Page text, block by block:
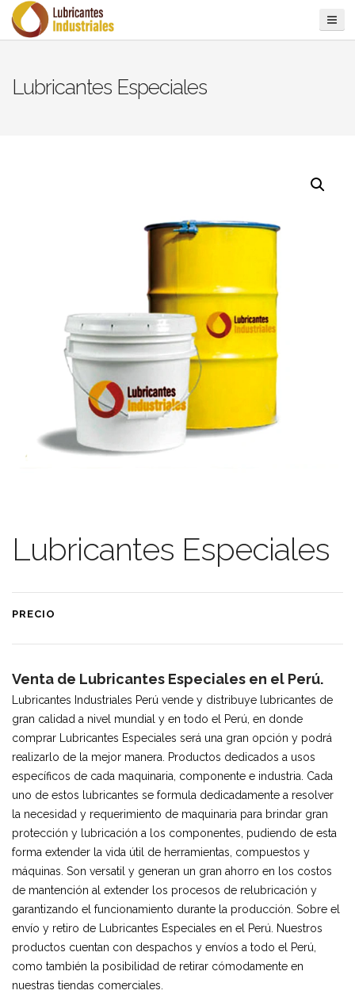
Lubricantes Especiales
Lubricantes Especiales
PRECIO
Venta de Lubricantes Especiales en el Perú.
Lubricantes Industriales Perú vende y distribuye lubricantes de
gran calidad a nivel mundial y en todo el Perú, en donde
comprar Lubricantes Especiales será una gran opción y podrá
realizarlo de la mejor manera. Productos dedicados a usos
específicos de cada maquinaria, componente e industria. Cada
uno de estos lubricantes se formula dedicadamente a resolver
la necesidad y requerimiento de maquinaria para brindar gran
protección y lubricación a los componentes, pudiendo de esta
forma extender la vida útil de herramientas, compuestos y
máquinas. Son versatil y generan un gran ahorro en los costos
de mantención al extender los procesos de relubricación y
garantizando el funcionamiento durante la producción. Sobre el
envío y retiro de Lubricantes Especiales en el Perú. Nuestros
productos cuentan con despachos y envíos a todo el Perú,
como también la posibilidad de retirar cómodamente en
nuestras tiendas comerciales.